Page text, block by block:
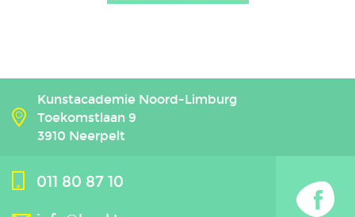
Kunstacademie Noord-Limburg
Toekomstlaan 9
3910 Neerpelt
011 80 87 10